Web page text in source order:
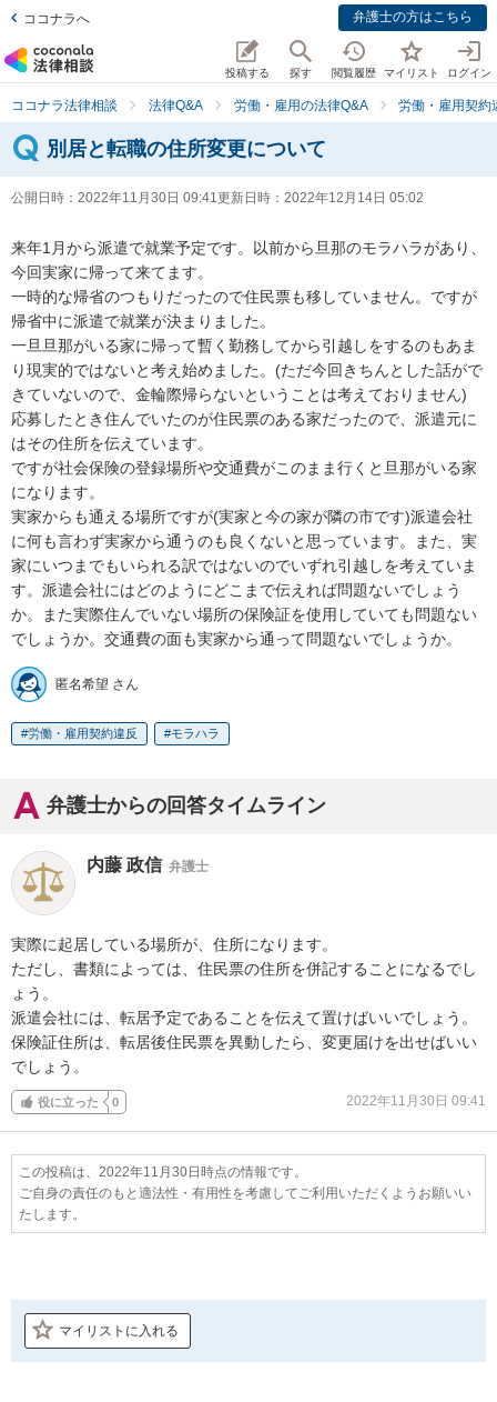
ココナラへ 弁護士の方はこちら
投稿する 探す 閲覧履歴 マイリスト ログイン
ココナラ法律相談 法律Q&A 労働・雇用の法律Q&A 労働・雇用契約
別居と転職の住所変更について
公開日時： 2022年11月30日 09:41更新日時： 2022年12月14日 05:02
来年1月から派遣で就業予定です。以前から旦那のモラハラがあり、
今回実家に帰って来てます。
一時的な帰省のつもりだったので住民票も移していません。ですが
帰省中に派遣で就業が決まりました。
一旦旦那がいる家に帰って暫く勤務してから引越しをするのもあま
り現実的ではないと考え始めました。(ただ今回きちんとした話がで
きていないので、金輪際帰らないということは考えておりません)
応募したとき住んでいたのが住民票のある家だったので、派遣元に
はその住所を伝えています。
ですが社会保険の登録場所や交通費がこのまま行くと旦那がいる家
になります。
実家からも通える場所ですが(実家と今の家が隣の市です)派遣会社
に何も言わず実家から通うのも良くないと思っています。また、実
家にいつまでもいられる訳ではないのでいずれ引越しを考えていま
す。派遣会社にはどのようにどこまで伝えれば問題ないでしょう
か。また実際住んでいない場所の保険証を使用していても問題ない
でしょうか。交通費の面も実家から通って問題ないでしょうか。
匿名希望 さん
労働・雇用契約違反 モラハラ
弁護士からの回答タイムライン
内藤 政信 弁護士
実際に起居している場所が、住所になります。
ただし、書類によっては、住民票の住所を併記することになるでし
ょう。
派遣会社には、転居予定であることを伝えて置けばいいでしょう。
保険証住所は、転居後住民票を異動したら、変更届けを出せばいい
でしょう。
役に立った 0 2022年11月30日 09:41
この投稿は、2022年11月30日時点の情報です。
ご自身の責任のもと適法性・有用性を考慮してご利用いただくようお願いい
たします。
マイリストに入れる